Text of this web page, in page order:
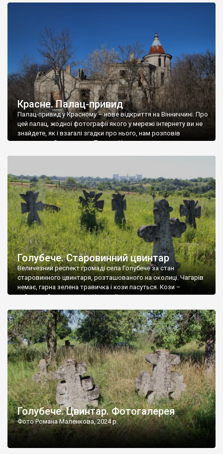
Красне. Палац-привид
Палац-привид у Красному – нове відкриття на Вінниччині. Про
цей палац, жодної фотографії якого у мережі інтернету ви не
знайдете, як і взагалі згадки про нього, нам розповів
мешканець Самгородка. Палац у Красному вразив не лише
Голубече. Старовинний цвинтар
Величезний респект громаді села Голубече за стан
старовинного цвинтаря, розташованого на околиці. Чагарів
немає, гарна зелена травичка і кози пасуться. Кози –
найкращий регулятор шкідливої, для старих кладовищ,
бруньками, кози ті бруньки обгризають, бо то улюблений
делікатес. На цвинтарі у Голубечому ціла колекція
різноманітних форм хрестів. Село відносно невелике, […]
Голубече. Цвинтар. Фотогалерея
Фото Романа Маленкова, 2024 р.